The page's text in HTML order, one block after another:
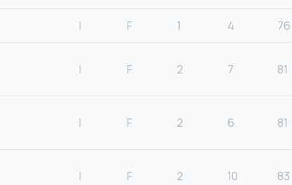
I F 1 4 76
I F 2 7 81
I F 2 6 81
I F 2 10 83